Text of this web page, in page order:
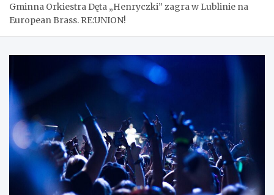
Gminna Orkiestra Dęta „Henryczki” zagra w Lublinie na
European Brass. RE:UNION!